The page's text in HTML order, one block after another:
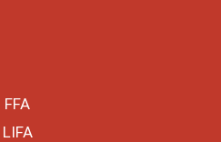
FFA
LIFA